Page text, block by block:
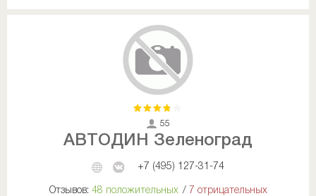
55
АВТОДИН Зеленоград
+7 (495) 127-31-74
Отзывов: 48 положительных / 7 отрицательных